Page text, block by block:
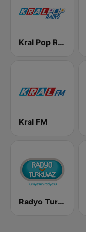
Kral Pop Radyo
Kral FM
Radyo Turkuvaz